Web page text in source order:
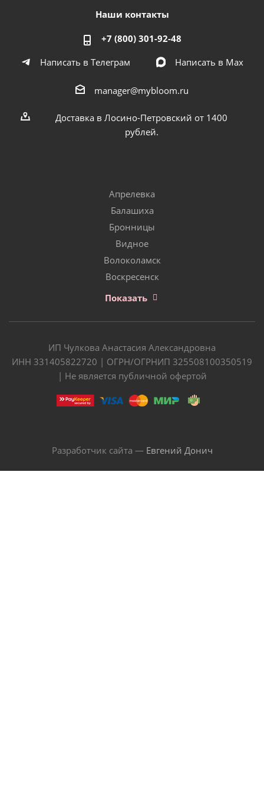
Наши контакты
+7 (800) 301-92-48
Написать в Телеграм
Написать в Мах
manager@mybloom.ru
Доставка в Лосино-Петровский от 1400
рублей.
Апрелевка
Балашиха
Бронницы
Видное
Волоколамск
Воскресенск
Показать
ИП Чулкова Анастасия Александровна
ИНН 331405822720 | ОГРН/ОГРНИП 325508100350519
| Не является публичной офертой
Разработчик сайта — Евгений Донич